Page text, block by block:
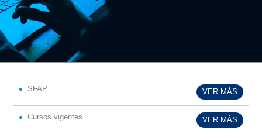
SFAP VER MÁS
Cursos vigentes VER MÁS